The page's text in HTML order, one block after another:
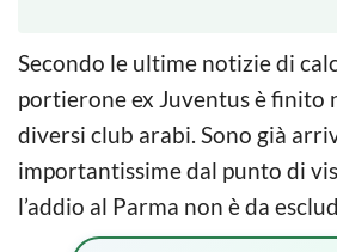
Secondo le ultime notizie di
portierone ex Juventus è finito
diversi club arabi. Sono già
importantissime dal punto di
l’addio al Parma non è da